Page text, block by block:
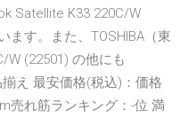
Satellite K33 220C/W
ます。また、TOSHIBA（東
W (22501) の他にも
え 最安価格(税込)：価格
売れ筋ランキング：-位 満